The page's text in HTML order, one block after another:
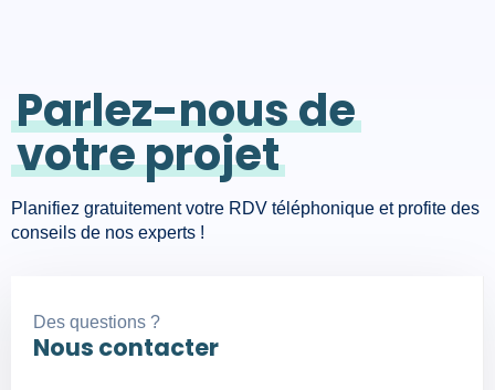
Parlez-nous de
votre projet
Planifiez gratuitement votre RDV téléphonique et profite des
conseils de nos experts !
Des questions ?
Nous contacter